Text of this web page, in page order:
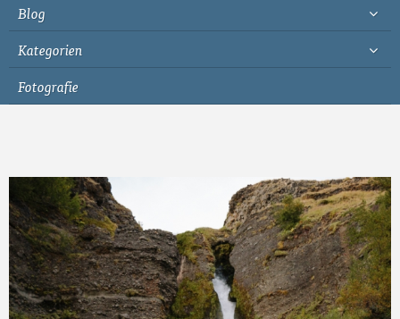
Blog
Kategorien
Fotografie